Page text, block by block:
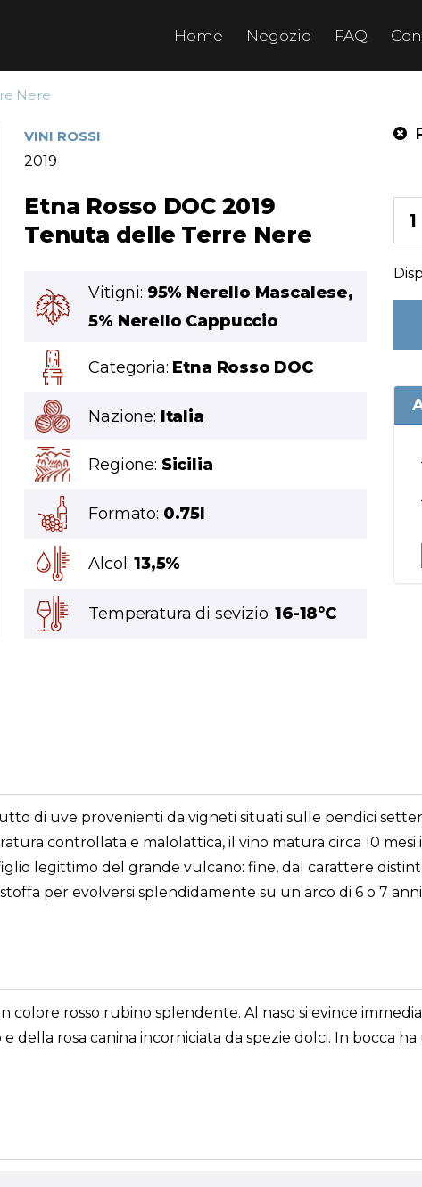
Home Negozio FAQ
Nere
VINI ROSSI
2019
Etna Rosso DOC 2019
Tenuta delle Terre Nere
Vitigni: 95% Nerello Mascalese,
5% Nerello Cappuccio
Categoria: Etna Rosso DOC
Nazione: Italia
Regione: Sicilia
Formato: 0.75l
Alcol:13,5%
Temperatura di sevizio:16-18°C
di uve provenienti da vigneti situati sulle pendici
controllata e malolattica, il vino matura circa 10 mesi
legittimo del grande vulcano: fine, dal carattere
per evolversi splendidamente su un arco di 6 o 7 anni
colore rosso rubino splendente. Al naso si evince
della rosa canina incorniciata da spezie dolci. In bocca